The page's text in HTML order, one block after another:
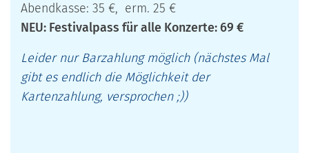
Abendkasse: 35 €, erm. 25 €
NEU: Festivalpass für alle Konzerte: 69 €
Leider nur Barzahlung möglich (nächstes Mal
gibt es endlich die Möglichkeit der
Kartenzahlung, versprochen ;))